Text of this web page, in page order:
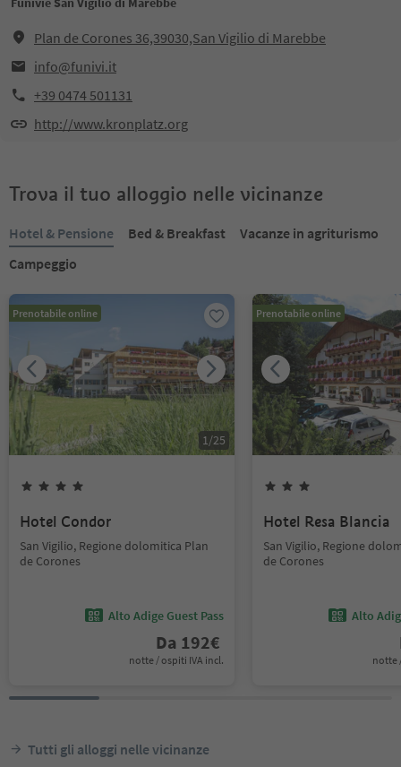
Plan de Corones 36,39030,San Vigilio di Marebbe
info@funivi.it
+39 0474 501131
http://www.kronplatz.org
Trova il tuo alloggio nelle vicinanze
Hotel & Pensione Bed & Breakfast
Vacanze in agriturismo
Campeggio
Prenotabile online
1/25
Hotel Condor
San Vigilio, Regione dolomitica Plan
de Corones
Alto Adige Guest Pass
Da 192€
notte / ospiti IVA incl.
Prenotabile online
Hotel Resa Blancia
San Vigilio, Regione
de Corones
Alto
notte
Tutti gli alloggi nelle vicinanze